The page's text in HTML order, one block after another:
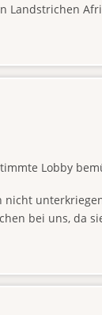
Landstrichen
Lobby
bei uns, da